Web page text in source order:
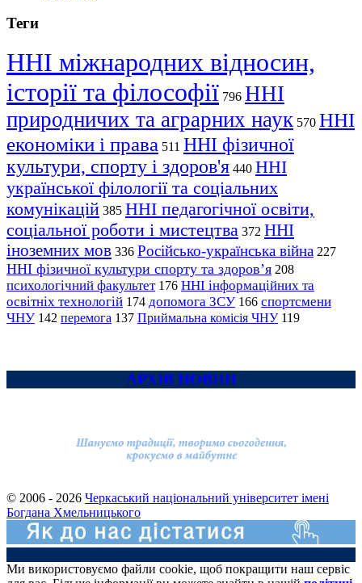
Теги
ННІ міжнародних відносин,
історії та філософії 796 ННІ
природничих та аграрних наук 570 ННІ
економіки і права 511 ННІ фізичної
культури, спорту і здоров'я 440 ННІ
української філології та соціальних
комунікацій 385 ННІ педагогічної освіти,
соціальної роботи і мистецтва 372 ННІ
іноземних мов 336 Російсько-українська війна 227
ННІ фізичної культури спорту та здоров’я 208
психологічний факультет 176 ННІ інформаційних та
освітніх технологій 174 допомога ЗСУ 166 спортсмени
ЧНУ 142 перемога 137 Приймальна комісія ЧНУ 119
АРХІВ НОВИН
© 2006 - 2026 Черкаський національний університет імені
Богдана Хмельницького
Ми використовуємо файли cookie, щоб покращити наш сервіс